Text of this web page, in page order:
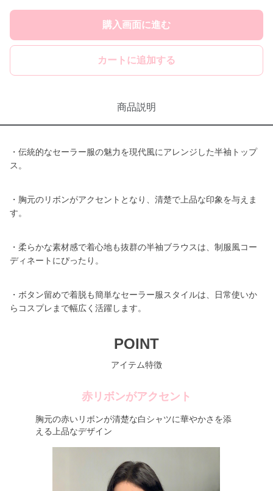
購入画面に進む
カートに追加する
商品説明
・伝統的なセーラー服の魅力を現代風にアレンジした半袖トップ
ス。
・胸元のリボンがアクセントとなり、清楚で上品な印象を与えま
す。
・柔らかな素材感で着心地も抜群の半袖ブラウスは、制服風コー
ディネートにぴったり。
・ボタン留めで着脱も簡単なセーラー服スタイルは、日常使いか
らコスプレまで幅広く活躍します。
POINT
アイテム特徴
赤リボンがアクセント
胸元の赤いリボンが清楚な白シャツに華やかさを添
える上品なデザイン